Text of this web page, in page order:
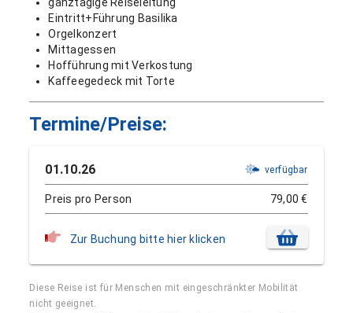
Eintritt+Führung Basilika
Orgelkonzert
Mittagessen
Hofführung mit Verkostung
Kaffeegedeck mit Torte
Termine/Preise:
01.10.26 verfügbar
Preis pro Person 79,00 €
Zur Buchung bitte hier klicken
Diese Reise ist für Menschen mit eingeschränkter Mobilität
nicht geeignet.